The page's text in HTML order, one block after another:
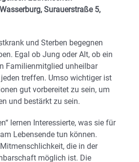
Surauerstraße 5,
und Sterben begegnen
Egal ob Jung oder Alt, ob ein
Familienmitglied unheilbar
treffen. Umso wichtiger ist
gut vorbereitet zu sein, um
und bestärkt zu sein.
lernen Interessierte, was sie für
Lebensende tun können.
die in der
möglich ist. Die